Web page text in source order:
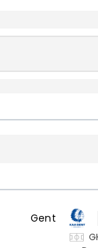
Gent